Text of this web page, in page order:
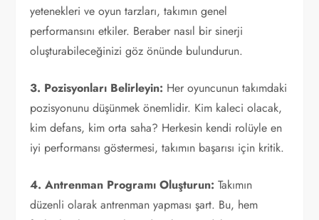
yetenekleri ve oyun tarzları, takımın genel
performansını etkiler. Beraber nasıl bir sinerji
oluşturabileceğinizi göz önünde bulundurun.
3. Pozisyonları Belirleyin: Her oyuncunun takımdaki
pozisyonunu düşünmek önemlidir. Kim kaleci olacak,
kim defans, kim orta saha? Herkesin kendi rolüyle en
iyi performansı göstermesi, takımın başarısı için kritik.
4. Antrenman Programı Oluşturun: Takımın
düzenli olarak antrenman yapması şart. Bu, hem